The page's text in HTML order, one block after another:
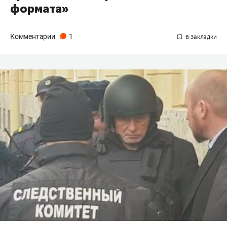
формата»
Комментарии 1